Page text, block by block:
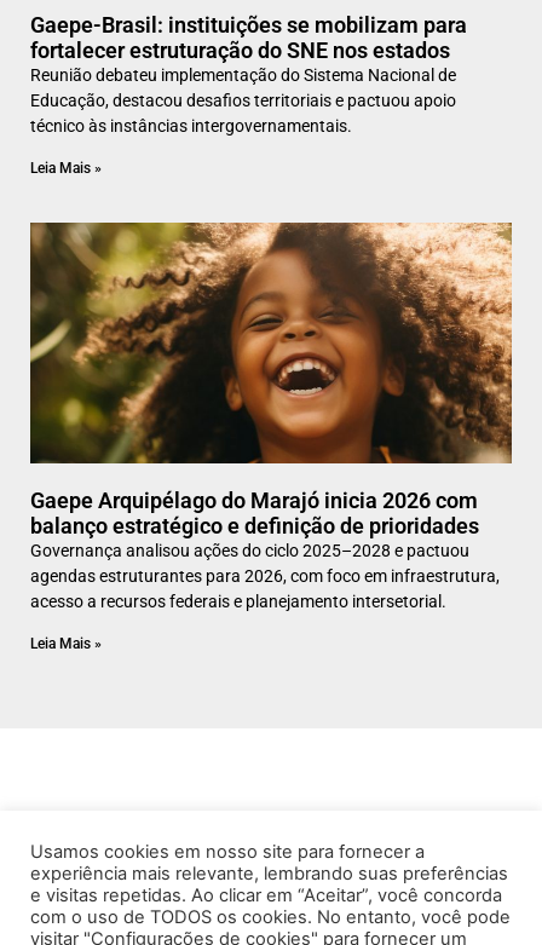
Gaepe-Brasil: instituições se mobilizam para
fortalecer estruturação do SNE nos estados
Reunião debateu implementação do Sistema Nacional de
Educação, destacou desafios territoriais e pactuou apoio
técnico às instâncias intergovernamentais.
Leia Mais »
Gaepe Arquipélago do Marajó inicia 2026 com
balanço estratégico e definição de prioridades
Governança analisou ações do ciclo 2025–2028 e pactuou
agendas estruturantes para 2026, com foco em infraestrutura,
acesso a recursos federais e planejamento intersetorial.
Leia Mais »
Usamos cookies em nosso site para fornecer a
experiência mais relevante, lembrando suas preferências
e visitas repetidas. Ao clicar em “Aceitar”, você concorda
com o uso de TODOS os cookies. No entanto, você pode
visitar "Configurações de cookies" para fornecer um